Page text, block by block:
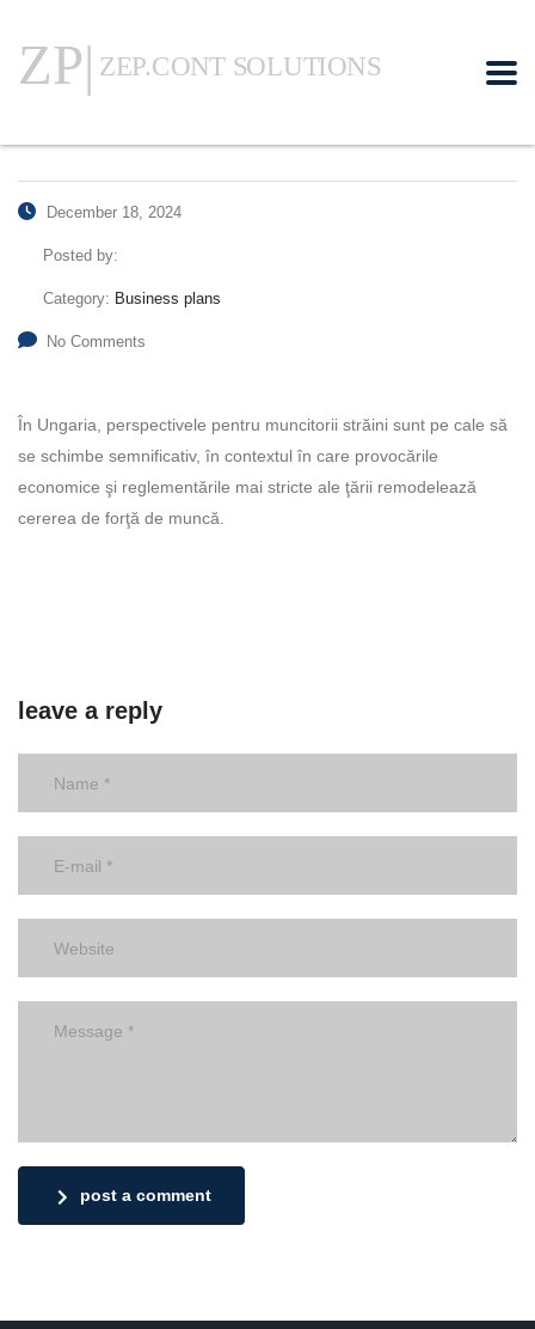
December 18, 2024
Posted by:
Category: Business plans
No Comments
În Ungaria, perspectivele pentru muncitorii străini sunt pe cale să
se schimbe semnificativ, în contextul în care provocările
economice şi reglementările mai stricte ale ţării remodelează
cererea de forţă de muncă.
leave a reply
post a comment